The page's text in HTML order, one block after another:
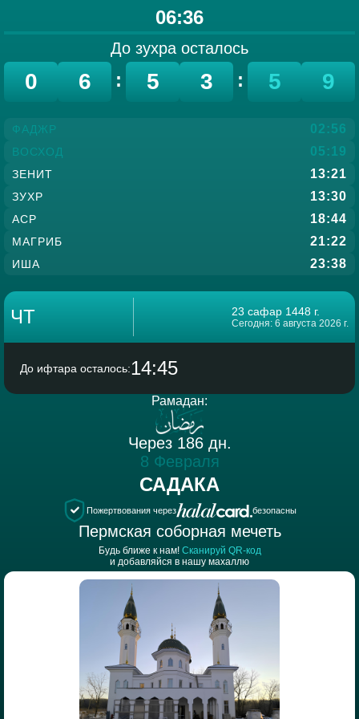
06:36
До зухра осталось
0 6 : 5 3 : 5 9
ФАДЖР 02:56
ВОСХОД 05:19
ЗЕНИТ 13:21
ЗУХР 13:30
АСР 18:44
МАГРИБ 21:22
ИША 23:38
ЧТ 23 сафар 1448 г.
Сегодня: 6 августа 2026 г.
До ифтара осталось:14:45
Рамадан:
Через 186 дн.
8 Февраля
САДАКА
Пожертвования через безопасны
Пермская соборная мечеть
Будь ближе к нам! Сканируй QR-код
и добавляйся в нашу махаллю